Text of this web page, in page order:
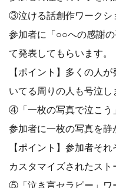
③泣ける話創作ワークシ
参加者に「○○への感謝
て発表してもらいます。
【ポイント】多くの人
いてる周りの人も号泣し
④「一枚の写真で泣こう
参加者に一枚の写真を静
【ポイント】参加者そ
カスタマイズされたスト
⑤「泣き言セラピー」ワ